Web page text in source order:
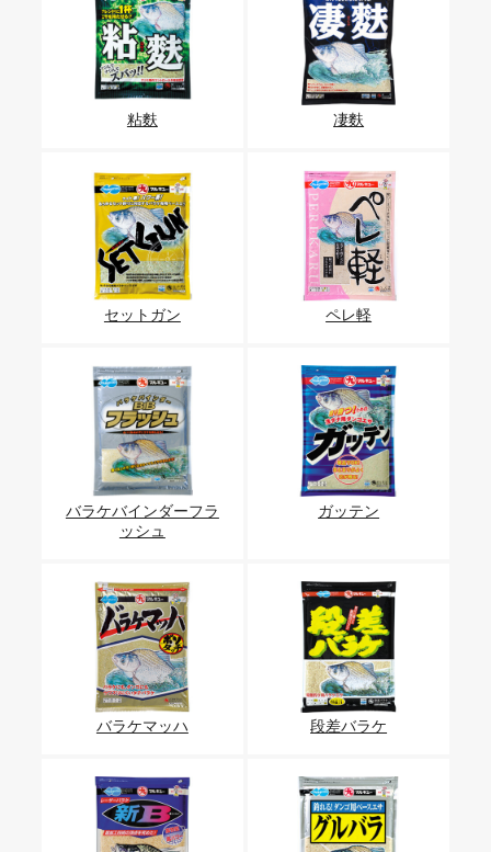
粘麩 凄麩
セットガン ペレ軽
バラケバインダーフラ
ッシュ
ガッテン
バラケマッハ 段差バラケ